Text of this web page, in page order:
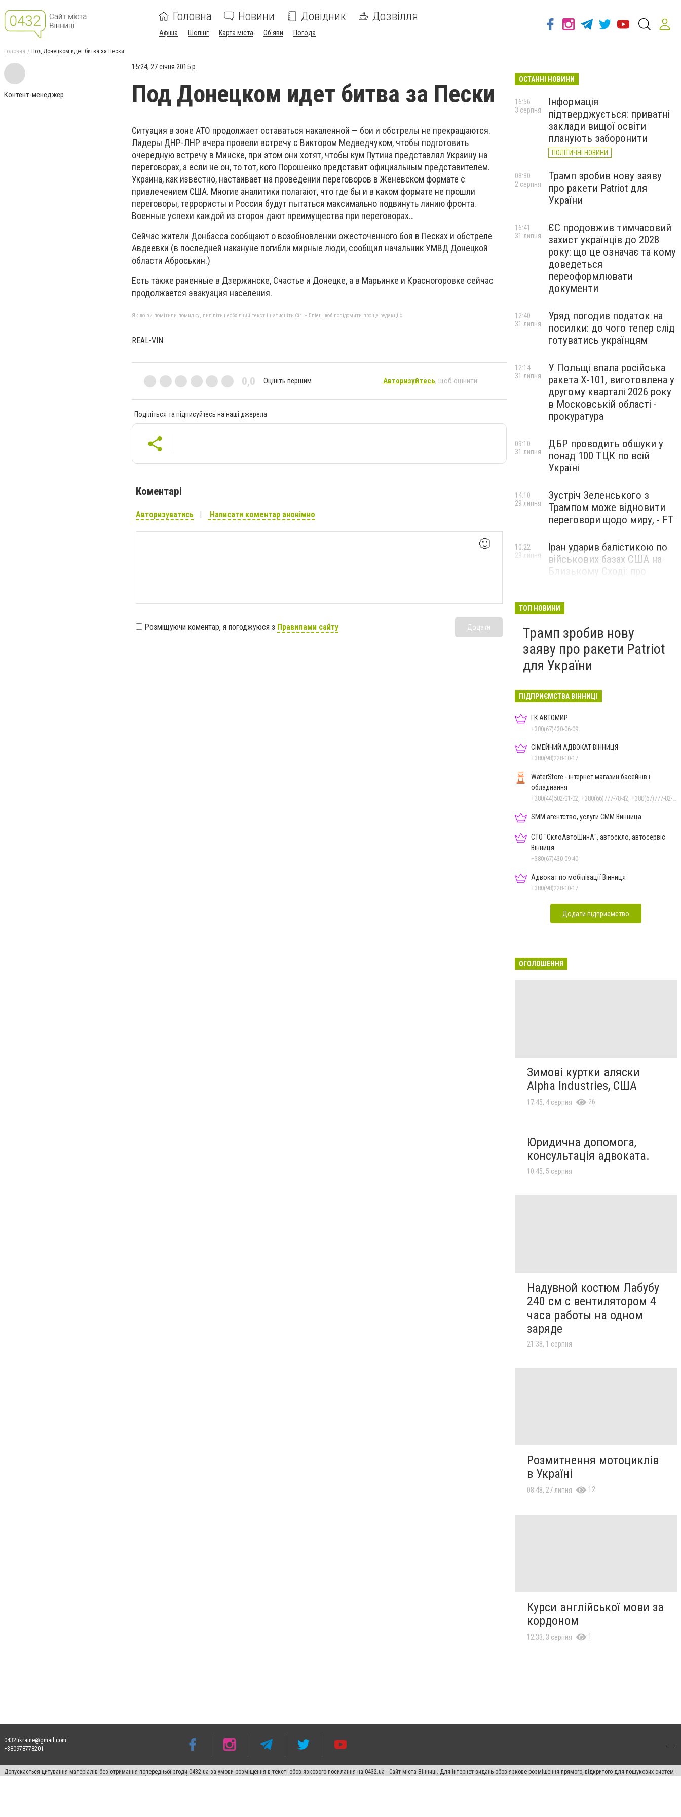
Головна Новини Довідник Дозвілля
Афіша Шопінг Карта міста Об'яви Погода
Головна Под Донецком идет битва за Пески
Контент-менеджер
15:24, 27 січня 2015 р.
Под Донецком идет битва за Пески
Ситуация в зоне АТО продолжает оставаться накаленной — бои и обстрелы не прекращаются.
Лидеры ДНР-ЛНР вчера провели встречу с Виктором Медведчуком, чтобы подготовить
очередную встречу в Минске, при этом они хотят, чтобы кум Путина представлял Украину на
переговорах, а если не он, то тот, кого Порошенко представит официальным представителем.
Украина, как известно, настаивает на проведении переговоров в Женевском формате с
привлечением США. Многие аналитики полагают, что где бы и в каком формате не прошли
переговоры, террористы и Россия будут пытаться максимально подвинуть линию фронта.
Военные успехи каждой из сторон дают преимущества при переговорах…
Сейчас жители Донбасса сообщают о возобновлении ожесточенного боя в Песках и обстреле
Авдеевки (в последней накануне погибли мирные люди, сообщил начальник УМВД Донецкой
области Аброськин.)
Есть также раненные в Дзержинске, Счастье и Донецке, а в Марьинке и Красногоровке сейчас
продолжается эвакуация населения.
Якщо ви помітили помилку, виділіть необхідний текст і натисніть Ctrl + Enter, щоб повідомити про це редакцію
REAL-VIN
0,0 Оцініть першим Авторизуйтесь, щоб оцінити
Поділіться та підписуйтесь на наші джерела
Коментарі
Авторизуватись Написати коментар анонімно
🙂
Розміщуючи коментар, я погоджуюся з Правилами сайту Додати
ОСТАННІ НОВИНИ
Інформація
підтверджується: приватні
заклади вищої освіти
планують заборонити
ПОЛІТИЧНІ НОВИНИ
16:56
3 серпня
Трамп зробив нову заяву
про ракети Patriot для
України
08:30
2 серпня
ЄС продовжив тимчасовий
захист українців до 2028
року: що це означає та кому
доведеться
переоформлювати
документи
16:41
31 липня
Уряд погодив податок на
посилки: до чого тепер слід
готуватись українцям
12:40
31 липня
У Польщі впала російська
ракета X-101, виготовлена у
другому кварталі 2026 року
в Московській області -
прокуратура
12:14
31 липня
ДБР проводить обшуки у
понад 100 ТЦК по всій
Україні
09:10
31 липня
Зустріч Зеленського з
Трампом може відновити
переговори щодо миру, - FT
14:10
29 липня
Іран ударив балістикою по
військових базах США на
Близькому Сході: про
10:22
29 липня
ТОП НОВИНИ
Трамп зробив нову
заяву про ракети Patriot
для України
ПІДПРИЄМСТВА ВІННИЦІ
ГК АВТОМИР
+380(67)430-06-09
СІМЕЙНИЙ АДВОКАТ ВІННИЦЯ
+380(98)228-10-17
WaterStore - інтернет магазин басейнів і
обладнання
+380(44)502-01-02, +380(66)777-78-42, +380(67)777-82-19, +380(67)890-80-80, +380(73)890-80-80, +380(44)502-01-03
SMM агентство, услуги СММ Винница
СТО "СклоАвтоШинА", автоскло, автосервіс
Вінниця
+380(67)430-09-40
Адвокат по мобілізації Вінниця
+380(98)228-10-17
Додати підприємство
ОГОЛОШЕННЯ
Зимові куртки аляски
Alpha Industries, США
17:45, 4 серпня 26
Юридична допомога,
консультація адвоката.
10:45, 5 серпня
Надувной костюм Лабубу
240 см с вентилятором 4
часа работы на одном
заряде
21:38, 1 серпня
Розмитнення мотоциклів
в Україні
08:48, 27 липня 12
Курси англійської мови за
кордоном
12:33, 3 серпня 1
0432ukraine@gmail.com
+380978778201
Допускається цитування матеріалів без отримання попередньої згоди 0432.ua за умови розміщення в тексті обов'язкового посилання на 0432.ua - Сайт міста Вінниці. Для інтернет-видань обов'язкове розміщення прямого, відкритого для пошукових систем
гіперпосилання на цитовані статті не нижче другого абзацу в тексті або в якості джерела. Порушення виняткових прав переслідується Законом.